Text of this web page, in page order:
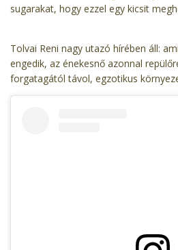
sugarakat, hogy ezzel egy kicsit
Tolvai Reni nagy utazó hírében áll:
engedik, az énekesnő azonnal
forgatagától távol, egzotikus